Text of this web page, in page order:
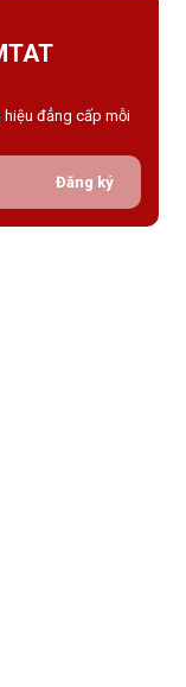
đẳng cấp mỗi
Đăng ký